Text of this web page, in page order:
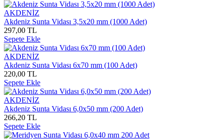
AKDENİZ
Akdeniz Sunta Vidası 3,5x20 mm (1000 Adet)
297,00 TL
Sepete Ekle
AKDENİZ
Akdeniz Sunta Vidası 6x70 mm (100 Adet)
220,00 TL
Sepete Ekle
AKDENİZ
Akdeniz Sunta Vidası 6,0x50 mm (200 Adet)
266,20 TL
Sepete Ekle